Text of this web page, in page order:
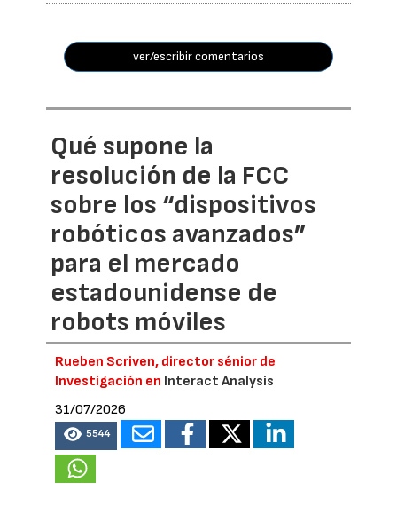
ver/escribir comentarios
Qué supone la
resolución de la FCC
sobre los “dispositivos
robóticos avanzados”
para el mercado
estadounidense de
robots móviles
Rueben Scriven, director sénior de
Investigación en Interact Analysis
31/07/2026
5544